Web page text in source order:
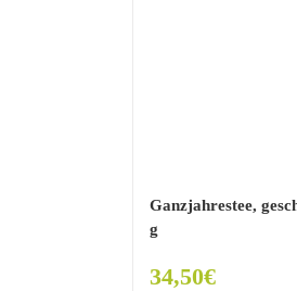
Ganzjahrestee,
g
34,50€